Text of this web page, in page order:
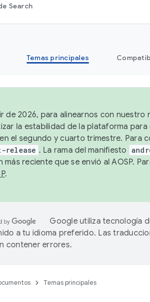
Search
Temas principales
de 2026, para alinearnos con nuestro
la estabilidad de la plataforma
el segundo y cuarto trimestre. Para
release . La rama del manifiesto
más reciente que se envió al AOSP.
.
Google utiliza tecnología
a tu idioma preferido. Las
contener errores.
Temas principales